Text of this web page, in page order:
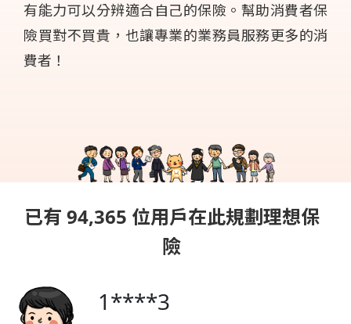
有能力可以分辨適合自己的保險。幫助消費者保
險買對不買貴，也讓專業的業務員服務更多的消
費者！
已有 94,365 位用戶在此規劃理想保
險
1****3